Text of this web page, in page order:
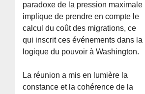
paradoxe de la pression maximale
implique de prendre en compte le
calcul du coût des migrations, ce
qui inscrit ces événements dans la
logique du pouvoir à Washington.
La réunion a mis en lumière la
constance et la cohérence de la